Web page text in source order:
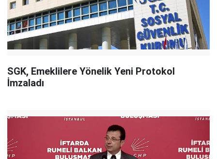
SGK, Emeklilere Yönelik Yeni Protokol
İmzaladı